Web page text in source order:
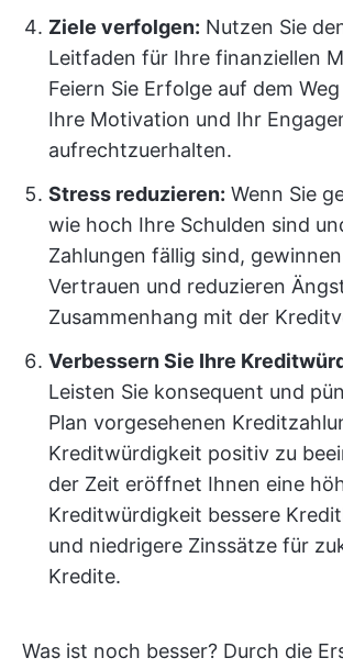
Ziele verfolgen: Nutzen Sie
Leitfaden für Ihre finanziellen
Feiern Sie Erfolge auf dem
Ihre Motivation und Ihr
aufrechtzuerhalten.
Stress reduzieren: Wenn Sie
wie hoch Ihre Schulden sind
Zahlungen fällig sind,
Vertrauen und reduzieren
Zusammenhang mit der
Verbessern Sie Ihre
Leisten Sie konsequent und
Plan vorgesehenen
Kreditwürdigkeit positiv zu
der Zeit eröffnet Ihnen eine
Kreditwürdigkeit bessere
und niedrigere Zinssätze für
Kredite.
Was ist noch besser? Durch die